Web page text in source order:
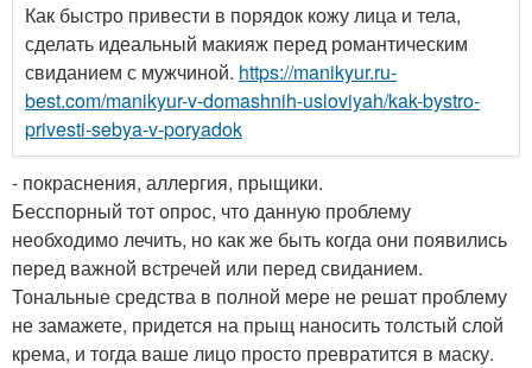
Как быстро привести в порядок кожу лица и тела,
сделать идеальный макияж перед романтическим
свиданием с мужчиной. https://manikyur.ru-
best.com/manikyur-v-domashnih-usloviyah/kak-bystro-
privesti-sebya-v-poryadok
- покраснения, аллергия, прыщики.
Бесспорный тот опрос, что данную проблему
необходимо лечить, но как же быть когда они появились
перед важной встречей или перед свиданием.
Тональные средства в полной мере не решат проблему
не замажете, придется на прыщ наносить толстый слой
крема, и тогда ваше лицо просто превратится в маску.